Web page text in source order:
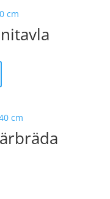
på
produktsidan
här
har
varianter.